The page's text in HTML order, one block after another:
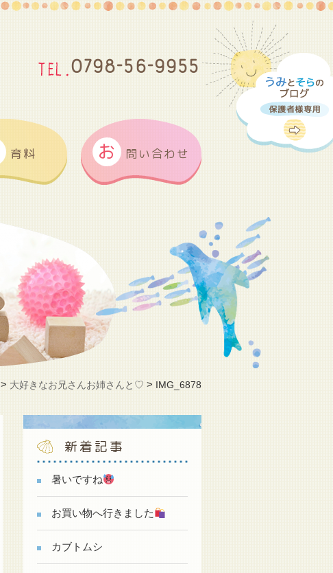
0798-56-9955
育料 お 問い合わせ
> 大好きなお兄さんお姉さんと♡ > IMG_6878
新着記事
暑いですね
お買い物へ行きました
カブトムシ